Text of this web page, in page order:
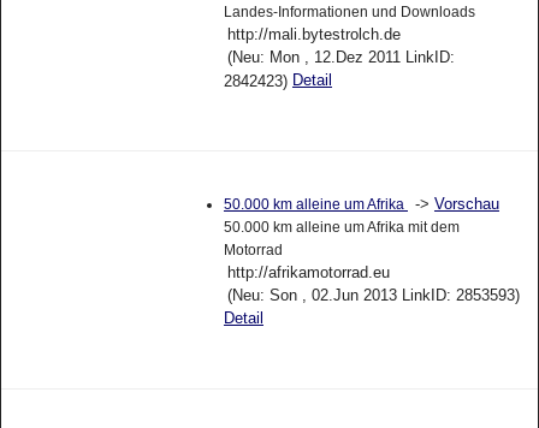
Landes-Informationen und Downloads
http://mali.bytestrolch.de
(Neu: Mon , 12.Dez 2011 LinkID:
2842423) Detail
50.000 km alleine um Afrika -> Vorschau
50.000 km alleine um Afrika mit dem
Motorrad
http://afrikamotorrad.eu
(Neu: Son , 02.Jun 2013 LinkID: 2853593)
Detail